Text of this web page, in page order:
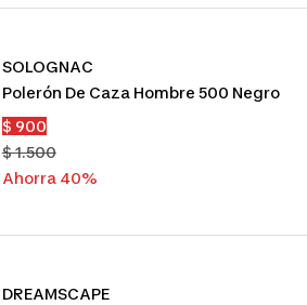
SOLOGNAC
Polerón De Caza Hombre 500 Negro
Precio
de
venta
$ 900
Precio
normal
$ 1.500
Ahorra 40%
DREAMSCAPE